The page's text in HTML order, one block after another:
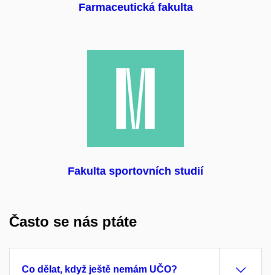
Farmaceutická fakulta
Fakulta sportovních studií
Často se nás ptáte
Co dělat, když ještě nemám UČO?